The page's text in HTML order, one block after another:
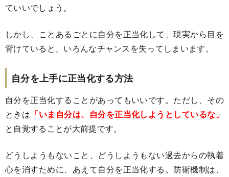
ていいでしょう。
しかし、ことあるごとに自分を正当化して、現実から目を
背けていると、いろんなチャンスを失ってしまいます。
自分を上手に正当化する方法
自分を正当化することがあってもいいです。ただし、その
ときは 「いま自分は、自分を正当化しようとしているな」
と自覚することが大前提です。
どうしようもないこと、どうしようもない過去からの執着
心を消すために、あえて自分を正当化する。防衛機制は、